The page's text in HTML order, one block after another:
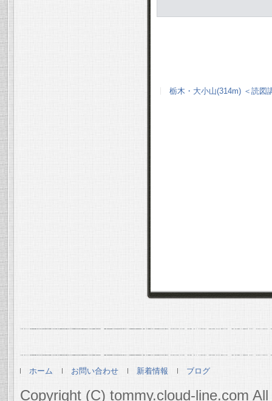
栃木・大小山(314m) ＜読図
ホーム お問い合わせ 新着情報 ブログ
Copyright (C) tommy.cloud-line.com